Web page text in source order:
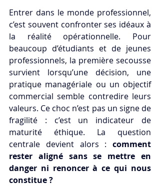
Entrer dans le monde professionnel,
c’est souvent confronter ses idéaux à
la réalité opérationnelle. Pour
beaucoup d’étudiants et de jeunes
professionnels, la première secousse
survient lorsqu’une décision, une
pratique managériale ou un objectif
commercial semble contredire leurs
valeurs. Ce choc n’est pas un signe de
fragilité : c’est un indicateur de
maturité éthique. La question
centrale devient alors : comment
rester aligné sans se mettre en
danger ni renoncer à ce qui nous
constitue ?